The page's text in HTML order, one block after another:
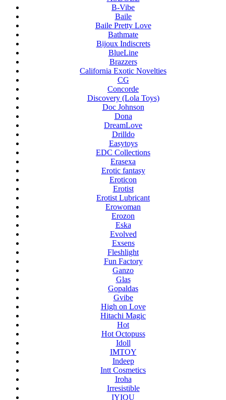
B-Vibe
Baile
Baile Pretty Love
Bathmate
Bijoux Indiscrets
BlueLine
Brazzers
California Exotic Novelties
CG
Concorde
Discovery (Lola Toys)
Doc Johnson
Dona
DreamLove
Drilldo
Easytoys
EDC Collections
Erasexa
Erotic fantasy
Eroticon
Erotist
Erotist Lubricant
Erowoman
Erozon
Eska
Evolved
Exsens
Fleshlight
Fun Factory
Ganzo
Glas
Gopaldas
Gvibe
High on Love
Hitachi Magic
Hot
Hot Octopuss
Idoll
IMTOY
Indeep
Intt Cosmetics
Iroha
Irresistible
IYIQU